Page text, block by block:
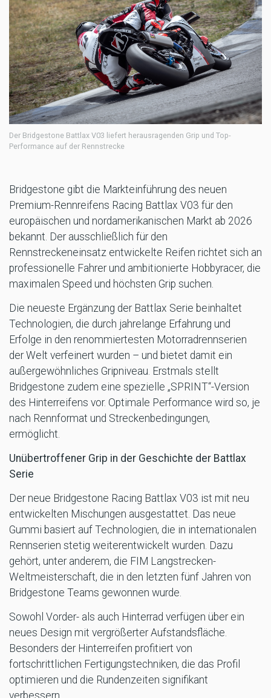
Der Bridgestone Battlax V03 liefert herausragenden Grip und Top-
Performance auf der Rennstrecke
Bridgestone gibt die Markteinführung des neuen
Premium-Rennreifens Racing Battlax V03 für den
europäischen und nordamerikanischen Markt ab 2026
bekannt. Der ausschließlich für den
Rennstreckeneinsatz entwickelte Reifen richtet sich an
professionelle Fahrer und ambitionierte Hobbyracer, die
maximalen Speed und höchsten Grip suchen.
Die neueste Ergänzung der Battlax Serie beinhaltet
Technologien, die durch jahrelange Erfahrung und
Erfolge in den renommiertesten Motorradrennserien
der Welt verfeinert wurden – und bietet damit ein
außergewöhnliches Gripniveau. Erstmals stellt
Bridgestone zudem eine spezielle „SPRINT“-Version
des Hinterreifens vor. Optimale Performance wird so, je
nach Rennformat und Streckenbedingungen,
ermöglicht.
Unübertroffener Grip in der Geschichte der Battlax
Serie
Der neue Bridgestone Racing Battlax V03 ist mit neu
entwickelten Mischungen ausgestattet. Das neue
Gummi basiert auf Technologien, die in internationalen
Rennserien stetig weiterentwickelt wurden. Dazu
gehört, unter anderem, die FIM Langstrecken-
Weltmeisterschaft, die in den letzten fünf Jahren von
Bridgestone Teams gewonnen wurde.
Sowohl Vorder- als auch Hinterrad verfügen über ein
neues Design mit vergrößerter Aufstandsfläche.
Besonders der Hinterreifen profitiert von
fortschrittlichen Fertigungstechniken, die das Profil
optimieren und die Rundenzeiten signifikant